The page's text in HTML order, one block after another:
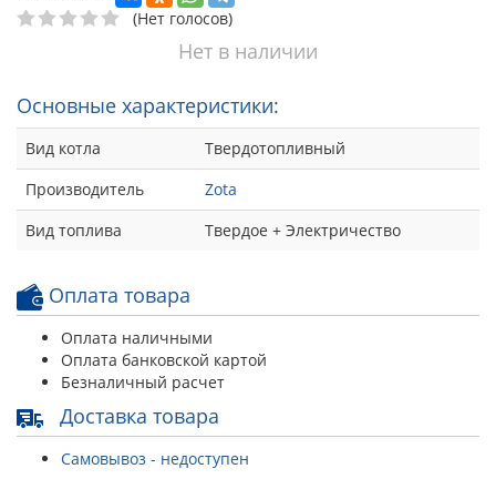
(Нет голосов)
Нет в наличии
Основные характеристики:
Вид котла
Твердотопливный
Производитель
Zota
Вид топлива
Твердое + Электричество
Оплата товара
Оплата наличными
Оплата банковской картой
Безналичный расчет
Доставка товара
Самовывоз - недоступен